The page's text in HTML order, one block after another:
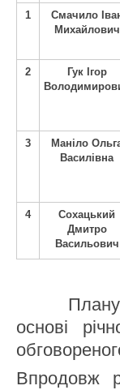
1
Смачило
Михайлович
2
Гук Ігор
3
Маніло
Василівна
4
Сохацький
Дмитро
Васильович
основі
Впродовж